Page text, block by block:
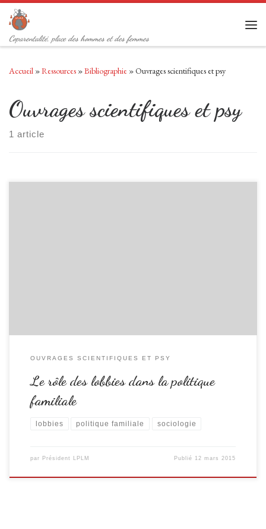
Passer au contenu
Coparentalité, place des hommes et des femmes
Accueil »Ressources »Bibliographie »Ouvrages scientifiques et psy
Ouvrages scientifiques et psy
1 article
OUVRAGES SCIENTIFIQUES ET PSY
Le rôle des lobbies dans la politique
familiale
lobbies politique familiale sociologie
par Président LPLM Publié 12 mars 2015